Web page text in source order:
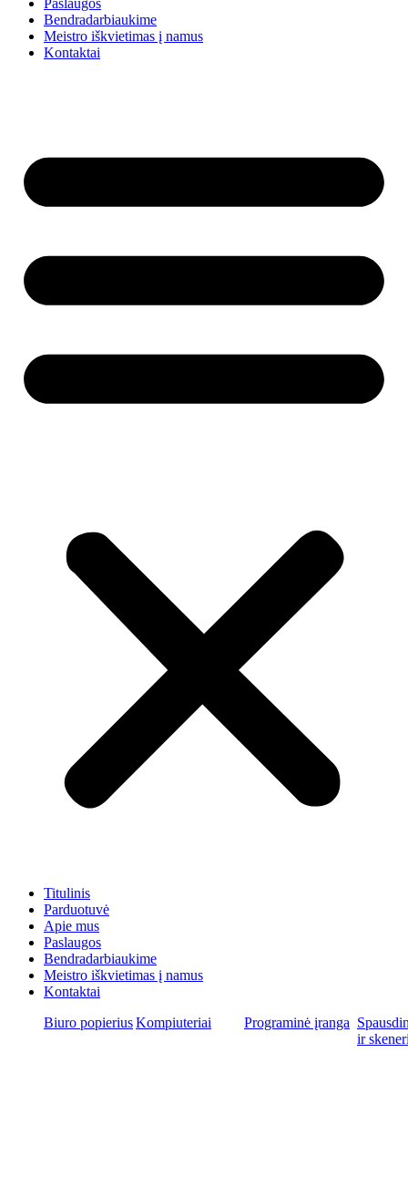
Paslaugos
Bendradarbiaukime
Meistro iškvietimas į namus
Kontaktai
Titulinis
Parduotuvė
Apie mus
Paslaugos
Bendradarbiaukime
Meistro iškvietimas į namus
Kontaktai
Biuro popieriusKompiuteriai Programinė įranga
ir